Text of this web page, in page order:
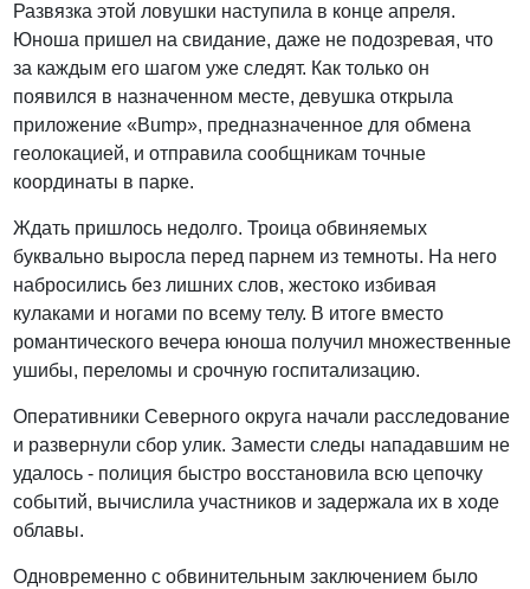
Развязка этой ловушки наступила в конце апреля.
Юноша пришел на свидание, даже не подозревая, что
за каждым его шагом уже следят. Как только он
появился в назначенном месте, девушка открыла
приложение «Bump», предназначенное для обмена
геолокацией, и отправила сообщникам точные
координаты в парке.
Ждать пришлось недолго. Троица обвиняемых
буквально выросла перед парнем из темноты. На него
набросились без лишних слов, жестоко избивая
кулаками и ногами по всему телу. В итоге вместо
романтического вечера юноша получил множественные
ушибы, переломы и срочную госпитализацию.
Оперативники Северного округа начали расследование
и развернули сбор улик. Замести следы нападавшим не
удалось - полиция быстро восстановила всю цепочку
событий, вычислила участников и задержала их в ходе
облавы.
Одновременно с обвинительным заключением было